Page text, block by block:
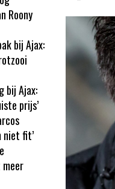
Roony
bij Ajax:
bij Ajax:
prijs’
niet fit’